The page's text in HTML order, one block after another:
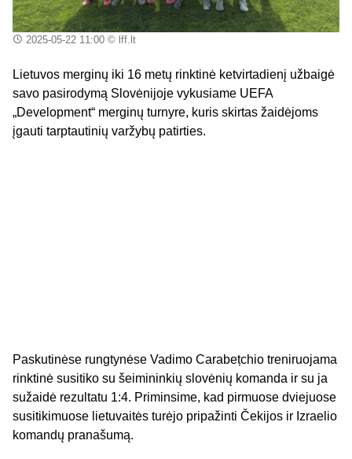
2025-05-22 11:00© lff.lt
Lietuvos merginų iki 16 metų rinktinė ketvirtadienį užbaigė
savo pasirodymą Slovėnijoje vykusiame UEFA
„Development“ merginų turnyre, kuris skirtas žaidėjoms
įgauti tarptautinių varžybų patirties.
Paskutinėse rungtynėse Vadimo Carabețchio treniruojama
rinktinė susitiko su šeimininkių slovėnių komanda ir su ja
sužaidė rezultatu 1:4. Priminsime, kad pirmuose dviejuose
susitikimuose lietuvaitės turėjo pripažinti Čekijos ir Izraelio
komandų pranašumą.